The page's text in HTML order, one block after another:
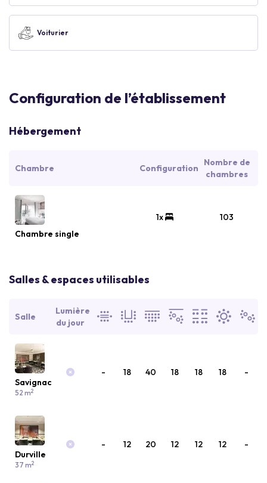
Voiturier
Configuration de l’établissement
Hébergement
Chambre Configuration
Nombre de
chambres
Chambre single
1x 103
Salles & espaces utilisables
Salle
Lumière
du jour
Savignac
52 m2
- 18 40 18 18 18 -
Durville
37 m2
- 12 20 12 12 12 -